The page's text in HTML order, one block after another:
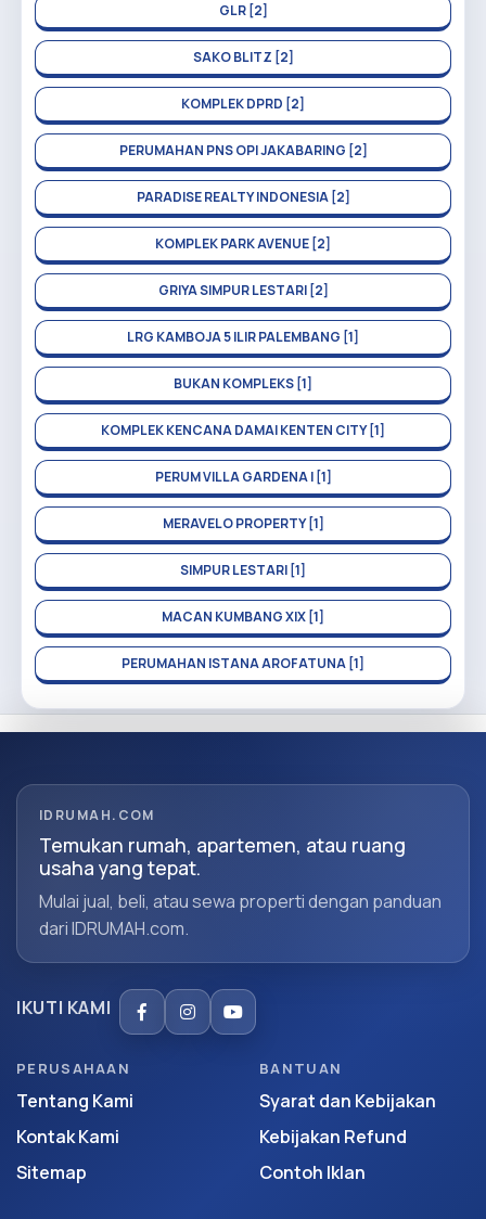
GLR [2]
SAKO BLITZ [2]
KOMPLEK DPRD [2]
PERUMAHAN PNS OPI JAKABARING [2]
PARADISE REALTY INDONESIA [2]
KOMPLEK PARK AVENUE [2]
GRIYA SIMPUR LESTARI [2]
LRG KAMBOJA 5 ILIR PALEMBANG [1]
BUKAN KOMPLEKS [1]
KOMPLEK KENCANA DAMAI KENTEN CITY [1]
PERUM VILLA GARDENA I [1]
MERAVELO PROPERTY [1]
SIMPUR LESTARI [1]
MACAN KUMBANG XIX [1]
PERUMAHAN ISTANA AROFATUNA [1]
IDRUMAH.COM
Temukan rumah, apartemen, atau ruang
usaha yang tepat.
Mulai jual, beli, atau sewa properti dengan panduan
dari IDRUMAH.com.
IKUTI KAMI
PERUSAHAAN
Tentang Kami
Kontak Kami
Sitemap
BANTUAN
Syarat dan Kebijakan
Kebijakan Refund
Contoh Iklan